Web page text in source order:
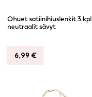
Ohuet satiinihiuslenkit 3 kpl
neutraalit sävyt
6,99 €